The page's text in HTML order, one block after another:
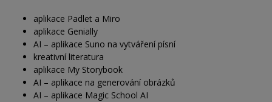
aplikace Padlet a Miro
aplikace Genially
AI – aplikace Suno na vytváření písní
kreativní literatura
aplikace My Storybook
AI – aplikace na generování obrázků
AI – aplikace Magic School AI